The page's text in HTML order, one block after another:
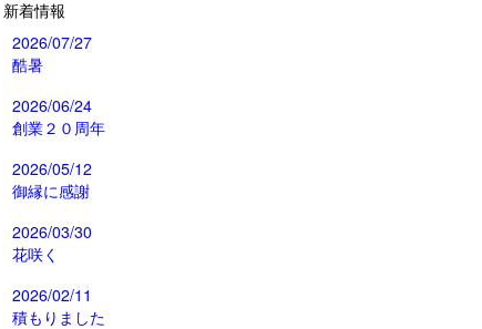
新着情報
2026/07/27
酷暑
2026/06/24
創業２０周年
2026/05/12
御縁に感謝
2026/03/30
花咲く
2026/02/11
積もりました